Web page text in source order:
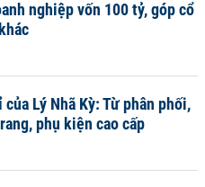
nghiệp vốn 100 tỷ, góp cổ
Lý Nhã Kỳ: Từ phân phối,
phụ kiện cao cấp